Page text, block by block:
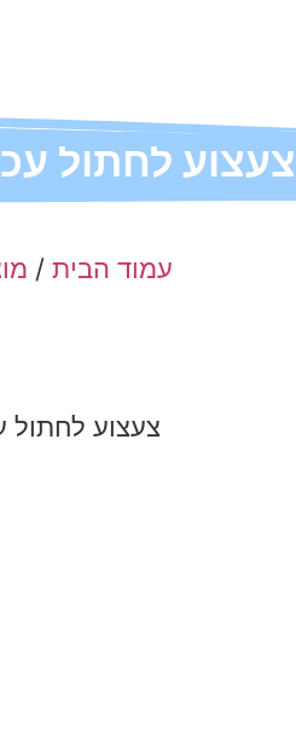
צעצוע לחתול
עמוד הבית /
צעצוע לחתול